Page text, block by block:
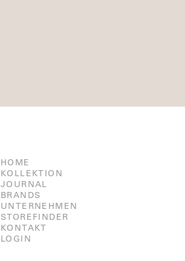
HOME
KOLLEKTION
JOURNAL
BRANDS
UNTERNEHMEN
STOREFINDER
KONTAKT
LOGIN